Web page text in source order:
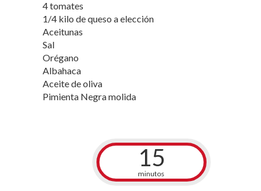
4 tomates
1/4 kilo de queso a elección
Aceitunas
Sal
Orégano
Albahaca
Aceite de oliva
Pimienta Negra molida
15
minutos